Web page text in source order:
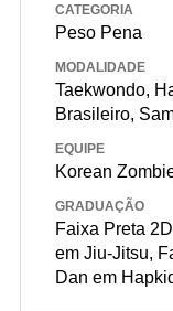
CATEGORIA
Peso Pena
MODALIDADE
Taekwondo,
Brasileiro,
EQUIPE
Korean
GRADUAÇÃO
Faixa Preta
em Jiu-Jitsu,
Dan em